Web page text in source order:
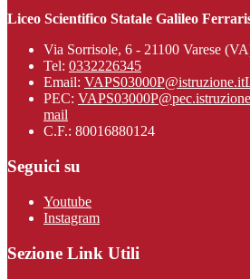
Liceo Scientifico Statale Galileo
Via Sorrisole, 6 - 21100 Varese
Tel: 0332226345
Email: VAPS03000P@istruzione.it
PEC:
mail
C.F.: 80016880124
Seguici su
Youtube
Instagram
Sezione Link Utili